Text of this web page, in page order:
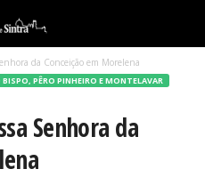
da Conceição em Morelena
PÊRO PINHEIRO E MONTELAVAR
Senhora da